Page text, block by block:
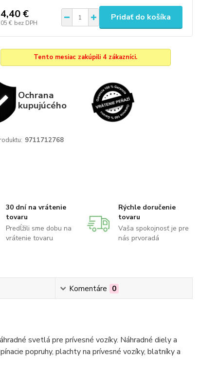
€
€ bez DPH
Pridať do košíka
Tento mesiac zakúpili 4 zákazníci.
Ochrana
kupujúcého
9711712768
30 dní na vrátenie
tovaru
Predĺžili sme dobu na
vrátenie tovaru
Rýchle doručenie
tovaru
Vaša spokojnosť je pre
nás prvoradá
Komentáre 0
svetlá pre prívesné vozíky. Náhradné diely a
popruhy, plachty na prívesné vozíky, blatníky a